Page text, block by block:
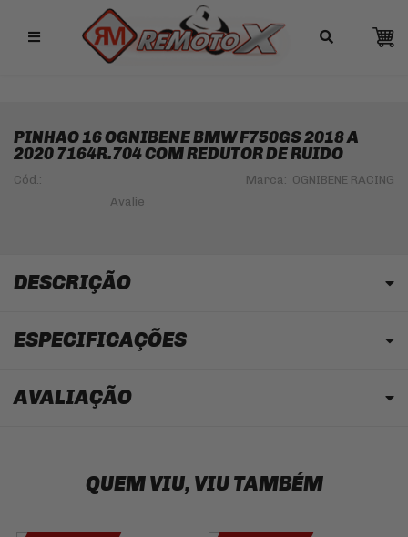
Remotox
10% OFF NO PIX
PINHAO 16 OGNIBENE BMW F750GS 2018 A
2020 7164R.704 COM REDUTOR DE RUIDO
Cód.: Marca: OGNIBENE RACING
DESCRIÇÃO
ESPECIFICAÇÕES
AVALIAÇÃO
QUEM VIU, VIU TAMBÉM